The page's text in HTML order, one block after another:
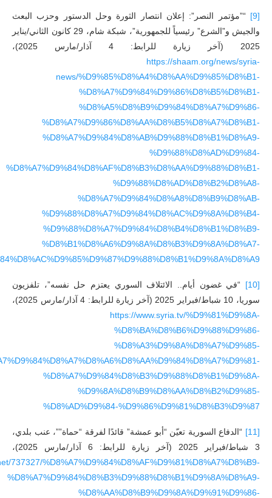
[9]
“”مؤتمر النصر”: إعلان انتصار الثورة وحل الدستور وحزب البعث
والجيش و”الشرع” رئيسياً للجمهورية”، شبكة شام، 29 كانون الثاني/يناير
2025 (آخر زيارة للرابط: 4 آذار/مارس 2025)،
https://shaam.org/news/syria-
news/%D9%85%D8%A4%D8%AA%D9%85%D8%B1-
%D8%A7%D9%84%D9%86%D8%B5%D8%B1-
%D8%A5%D8%B9%D9%84%D8%A7%D9%86-
%D8%A7%D9%86%D8%AA%D8%B5%D8%A7%D8%B1-
%D8%A7%D9%84%D8%AB%D9%88%D8%B1%D8%A9-
%D9%88%D8%AD%D9%84-
%D8%A7%D9%84%D8%AF%D8%B3%D8%AA%D9%88%D8%B1-
%D9%88%D8%AD%D8%B2%D8%A8-
%D8%A7%D9%84%D8%A8%D8%B9%D8%AB-
%D9%88%D8%A7%D9%84%D8%AC%D9%8A%D8%B4-
%D9%88%D8%A7%D9%84%D8%B4%D8%B1%D8%B9-
%D8%B1%D8%A6%D9%8A%D8%B3%D9%8A%D8%A7-
[10]
“في غضون أيام.. الائتلاف السوري يعتزم حل نفسه”، تلفزيون
سوريا، 10 شباط/فبراير 2025 (آخر زيارة للرابط: 4 آذار/مارس 2025)،
https://www.syria.tv/%D9%81%D9%8A-
%D8%BA%D8%B6%D9%88%D9%86-
%D8%A3%D9%8A%D8%A7%D9%85-
%D8%A7%D9%84%D8%B3%D9%88%D8%B1%D9%8A-
%D9%8A%D8%B9%D8%AA%D8%B2%D9%85-
%D8%AD%D9%84-%D9%86%D9%81%D8%B3%D9%87
[11]
“الدفاع السورية تعيّن “أبو عمشة” قائدًا لفرقة “حماة””، عنب بلدي،
3 شباط/فبراير 2025 (آخر زيارة للرابط: 6 آذار/مارس 2025)،
737327/%D8%A7%D9%84%D8%AF%D9%81%D8%A7%D8%B9-
%D8%A7%D9%84%D8%B3%D9%88%D8%B1%D9%8A%D8%A9-
%D8%AA%D8%B9%D9%8A%D9%91%D9%86-